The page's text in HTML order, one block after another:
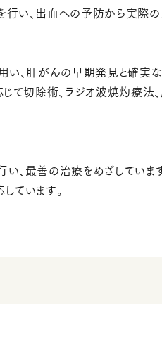
い、出血への予防から実際の
、肝がんの早期発見と確実な
じて切除術、ラジオ波焼灼療
、最善の治療をめざしてい
ています。